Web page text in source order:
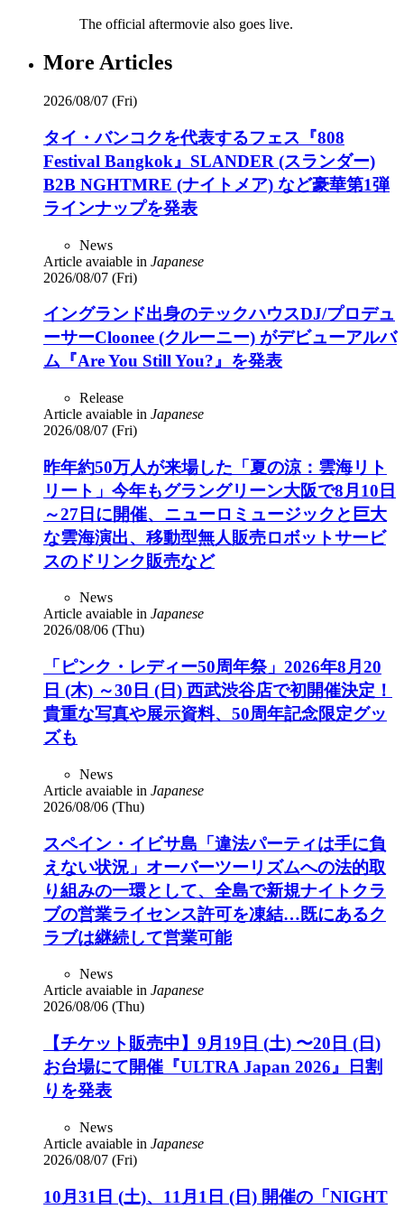
The official aftermovie also goes live.
More Articles
2026/08/07 (Fri)
タイ・バンコクを代表するフェス『808
Festival Bangkok』SLANDER (スランダー)
B2B NGHTMRE (ナイトメア) など豪華第1弾
ラインナップを発表
News
Article avaiable in Japanese
2026/08/07 (Fri)
イングランド出身のテックハウスDJ/プロデュ
ーサーCloonee (クルーニー) がデビューアルバ
ム『Are You Still You?』を発表
Release
Article avaiable in Japanese
2026/08/07 (Fri)
昨年約50万人が来場した「夏の涼：雲海リト
リート」今年もグラングリーン大阪で8月10日
～27日に開催、ニューロミュージックと巨大
な雲海演出、移動型無人販売ロボットサービ
スのドリンク販売など
News
Article avaiable in Japanese
2026/08/06 (Thu)
「ピンク・レディー50周年祭」2026年8月20
日 (木) ～30日 (日) 西武渋谷店で初開催決定！
貴重な写真や展示資料、50周年記念限定グッ
ズも
News
Article avaiable in Japanese
2026/08/06 (Thu)
スペイン・イビサ島「違法パーティは手に負
えない状況」オーバーツーリズムへの法的取
り組みの一環として、全島で新規ナイトクラ
ブの営業ライセンス許可を凍結…既にあるク
ラブは継続して営業可能
News
Article avaiable in Japanese
2026/08/06 (Thu)
【チケット販売中】9月19日 (土) 〜20日 (日)
お台場にて開催『ULTRA Japan 2026』日割
りを発表
News
Article avaiable in Japanese
2026/08/07 (Fri)
10月31日 (土)、11月1日 (日) 開催の「NIGHT